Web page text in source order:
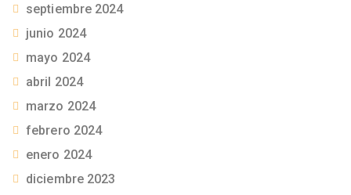
septiembre 2024
junio 2024
mayo 2024
abril 2024
marzo 2024
febrero 2024
enero 2024
diciembre 2023